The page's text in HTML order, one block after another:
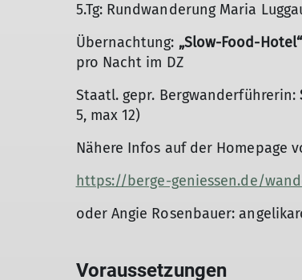
5.Tg: Rundwanderung Maria
Übernachtung: „Slow-Food-
pro Nacht im DZ
Staatl. gepr. Bergwanderführerin:
5, max 12)
Nähere Infos auf der Homepage
https://berge-geniessen.de/
oder Angie Rosenbauer:
Voraussetzungen